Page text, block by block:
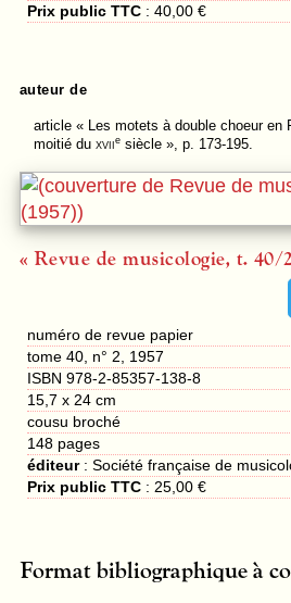
Prix public TTC :40,00 €
auteur de
article« Les motets à double choeur en
moitié du xviiesiècle », p. 173-195.
« Revue de musicologie, t. 40/
numéro de revue papier
tome 40, n° 2, 1957
ISBN 978-2-85357-138-8
15,7 x 24 cm
cousu broché
148 pages
éditeur:Société française de
Prix public TTC :25,00 €
Format bibliographique à